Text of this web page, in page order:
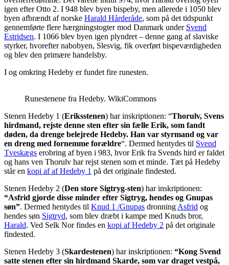
igen efter Otto 2. I 948 blev byen bispeby, men allerede i 1050 blev
byen afbrændt af norske Harald Hårderåde, som på det tidspunkt
gennemførte flere hærgningstogter mod Danmark under Svend
Estridsen. I 1066 blev byen igen plyndret – denne gang af slaviske
styrker, hvorefter nabobyen, Slesvig, fik overført bispeværdigheden
og blev den primære handelsby.
I og omkring Hedeby er fundet fire runesten.
Runestenene fra Hedeby. WikiCommons
Stenen Hedeby 1 (Eriksstenen) har inskriptionen: “Thorulv, Svens
hirdmand, rejste denne sten efter sin fælle Erik, som fandt
døden, da drenge belejrede Hedeby. Han var styrmand og var
en dreng med fornemme forældre“. Dermed hentydes til Svend
Tveskægs erobring af byen i 983, hvor Erik fra Svends hird er faldet
og hans ven Thorulv har rejst stenen som et minde. Tæt på Hedeby
står en kopi af af Hedeby 1 på det originale findested.
Stenen Hedeby 2 (Den store Sigtryg-sten) har inskriptionen:
“Asfrid gjorde disse minder efter Sigtryg, hendes og Gnupas
søn”. Dermed hentydes til Knud 1 /Gnupas dronning Asfrid og
hendes søn Sigtryd, som blev dræbt i kampe med Knuds bror,
Harald. Ved Selk Nor findes en kopi af Hedeby 2 på det originale
findested.
Stenen Hedeby 3 (Skardestenen) har inskriptionen: “Kong Svend
satte stenen efter sin hirdmand Skarde, som var draget vestpå,